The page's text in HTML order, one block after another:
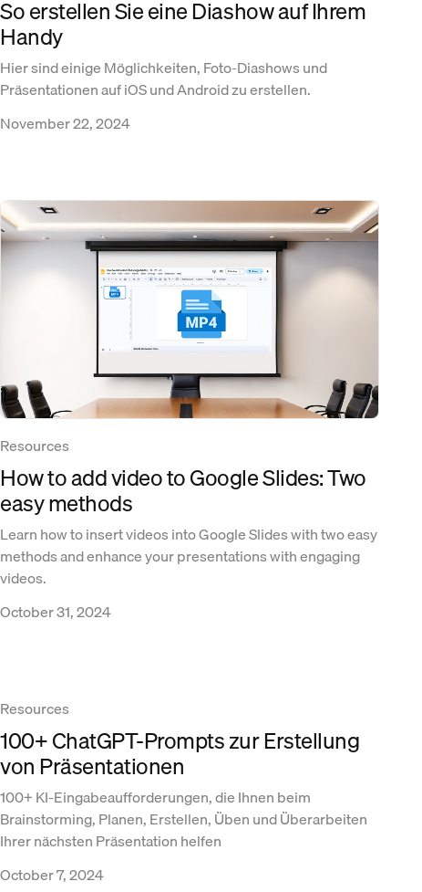
So erstellen Sie eine Diashow auf Ihrem
Handy
Hier sind einige Möglichkeiten, Foto-Diashows und
Präsentationen auf iOS und Android zu erstellen.
November 22, 2024
Resources
How to add video to Google Slides: Two
easy methods
Learn how to insert videos into Google Slides with two easy
methods and enhance your presentations with engaging
videos.
October 31, 2024
Resources
100+ ChatGPT-Prompts zur Erstellung
von Präsentationen
100+ KI-Eingabeaufforderungen, die Ihnen beim
Brainstorming, Planen, Erstellen, Üben und Überarbeiten
Ihrer nächsten Präsentation helfen
October 7, 2024